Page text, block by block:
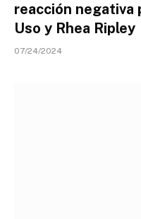
reacción negativa
Uso y Rhea Ripley
07/24/2024